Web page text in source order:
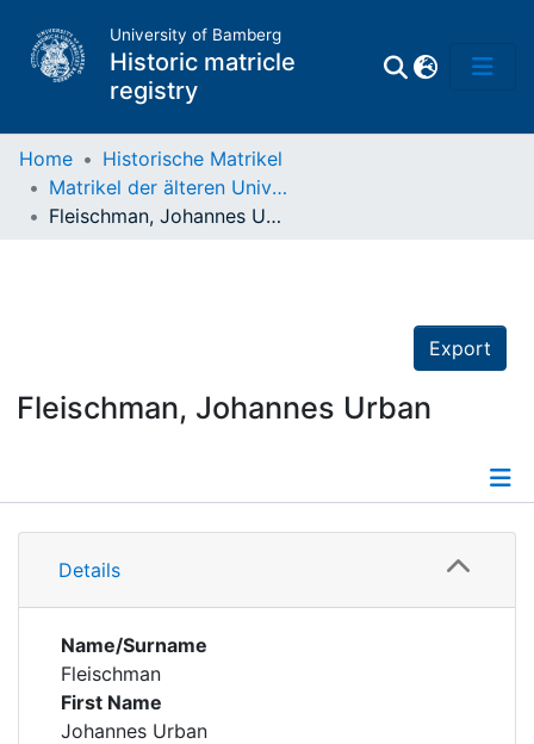
University of Bamberg
Historic matricle
registry
Matrikel
Home
Historische Matrikel
Matrikel der älteren Universität
Fleischman, Johannes Urban
Export
Fleischman, Johannes Urban
Details
Details
Name/Surname
Fleischman
First Name
Johannes Urban